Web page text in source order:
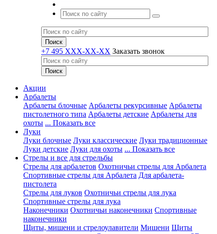
+7 495 XXX-XX-XX Заказать звонок
Акции
Арбалеты
Арбалеты блочные Арбалеты рекурсивные Арбалеты
пистолетного типа Арбалеты детские Арбалеты для
охоты ... Показать все
Луки
Луки блочные Луки классические Луки традиционные
Луки детские Луки для охоты ... Показать все
Стрелы и все для стрельбы
Стрелы для арбалетов Охотничьи стрелы для Арбалета
Спортивные стрелы для Арбалета Для арбалета-
пистолета
Стрелы для луков Охотничьи стрелы для лука
Спортивные стрелы для лука
Наконечники Охотничьи наконечники Спортивные
наконечники
Щиты, мишени и стрелоулавители Мишени Щиты